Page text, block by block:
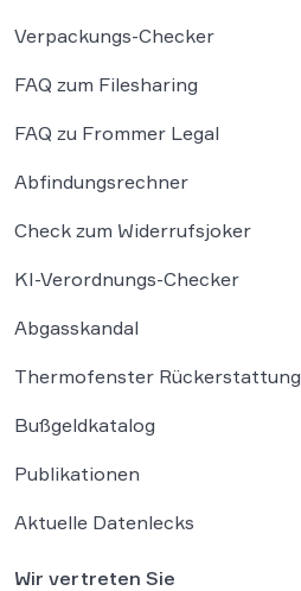
Verpackungs-Checker
FAQ zum Filesharing
FAQ zu Frommer Legal
Abfindungsrechner
Check zum Widerrufsjoker
KI-Verordnungs-Checker
Abgasskandal
Thermofenster Rückerstattung
Bußgeldkatalog
Publikationen
Aktuelle Datenlecks
Wir vertreten Sie